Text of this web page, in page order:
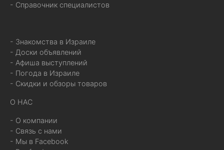
- Справочник специалистов
- Знакомства в Израиле
- Доски объявлений
- Афиша выступлений
- Погода в Израиле
- Скидки и обзоры товаров
О НАС
- О компании
- Связь с нами
- Мы в Facebook